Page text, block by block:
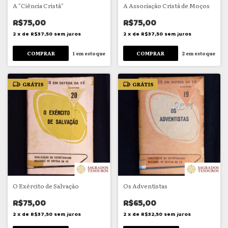
A "Ciência Cristã"
R$75,00
2 x de R$37,50 sem juros
1 em estoque
A Associação Cristã de Moços
R$75,00
2 x de R$37,50 sem juros
2 em estoque
GRÁTIS
O Exército de Salvação
R$75,00
2 x de R$37,50 sem juros
GRÁTIS
Os Adventistas
R$65,00
2 x de R$32,50 sem juros